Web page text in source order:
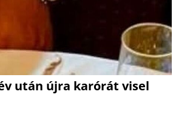
után újra karórát visel